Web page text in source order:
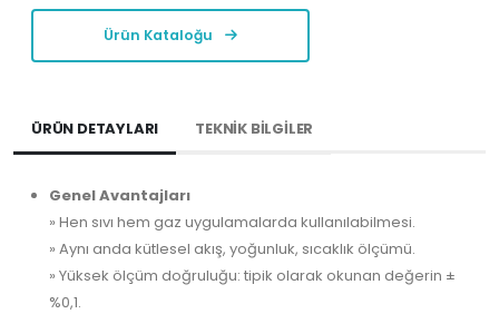
Ürün Kataloğu
ÜRÜN DETAYLARI TEKNİK BİLGİLER
Genel Avantajları
» Hen sıvı hem gaz uygulamalarda kullanılabilmesi.
» Aynı anda kütlesel akış, yoğunluk, sıcaklık ölçümü.
» Yüksek ölçüm doğruluğu: tipik olarak okunan değerin ±
%0,1.